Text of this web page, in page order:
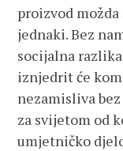
proizvod
jednaki. Bez
socijalna
iznjedrit će
nezamisliva
za svijetom od
umjetničko